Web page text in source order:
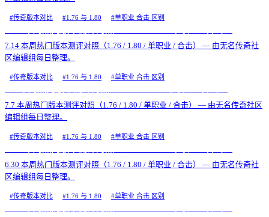
#传奇版本对比 #1.76 与 1.80 #单职业 合击 区别
7.14 本周热门版本测评对照（1.76 / 1.80 / 单职业 / 合击） — 由无名传奇社
区编辑组每日整理。
#传奇版本对比 #1.76 与 1.80 #单职业 合击 区别
7.7 本周热门版本测评对照（1.76 / 1.80 / 单职业 / 合击） — 由无名传奇社区
编辑组每日整理。
#传奇版本对比 #1.76 与 1.80 #单职业 合击 区别
6.30 本周热门版本测评对照（1.76 / 1.80 / 单职业 / 合击） — 由无名传奇社
区编辑组每日整理。
#传奇版本对比 #1.76 与 1.80 #单职业 合击 区别